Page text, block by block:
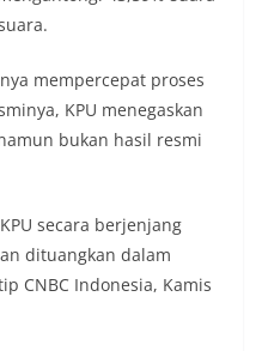
mempercepat proses
KPU menegaskan
bukan hasil resmi
secara berjenjang
dituangkan dalam
CNBC Indonesia, Kamis